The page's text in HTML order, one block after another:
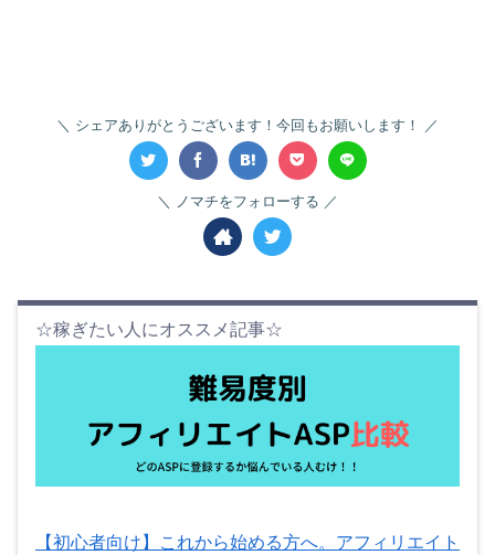
シェアありがとうございます！今回もお願いします！
ノマチをフォローする
☆稼ぎたい人にオススメ記事☆
【初心者向け】これから始める方へ。アフィリエイト